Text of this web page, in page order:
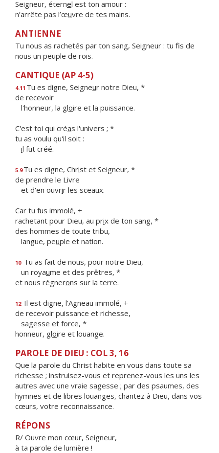
Seigneur, éternel est ton amour :
n’arrête pas l’œuvre de tes mains.
ANTIENNE
Tu nous as rachetés par ton sang, Seigneur : tu fis de
nous un peuple de rois.
CANTIQUE (AP 4-5)
4.11 Tu es digne, Seigneur notre Dieu, *
de recevoir
l'honneur, la gloire et la puissance.
C'est toi qui créas l'univers ; *
tu as voulu qu'il soit :
il fut créé.
5.9 Tu es digne, Christ et Seigneur, *
de prendre le Livre
et d'en ouvrir les sceaux.
Car tu fus immolé, +
rachetant pour Dieu, au prix de ton sang, *
des hommes de toute tribu,
langue, peuple et nation.
10 Tu as fait de nous, pour notre Dieu,
un royaume et des prêtres, *
et nous régnerons sur la terre.
12 Il est digne, l'Agneau immolé, +
de recevoir puissance et richesse,
sagesse et force, *
honneur, gloire et louange.
PAROLE DE DIEU : COL 3, 16
Que la parole du Christ habite en vous dans toute sa
richesse ; instruisez-vous et reprenez-vous les uns les
autres avec une vraie sagesse ; par des psaumes, des
hymnes et de libres louanges, chantez à Dieu, dans vos
cœurs, votre reconnaissance.
RÉPONS
R/ Ouvre mon cœur, Seigneur,
à ta parole de lumière !